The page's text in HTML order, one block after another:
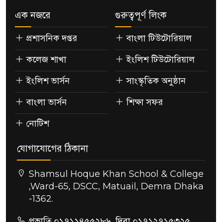
এক নজরে
প্রশাসনিক দপ্তর
কলেজ শাখা
ইংলিশ ভার্সন
বাংলা ভার্সন
নোটিশ
গুরুত্বপূর্ণ লিংক
বাংলা টিউটোরিয়াল
ইংলিশ টিউটোরিয়াল
সাংস্কৃতিক অনুষ্ঠান
শিক্ষা সফর
যোগাযোগের ঠিকানা
Shamsul Hoque Khan School & College
,Ward-65, DSCC, Matuail, Demra Dhaka
-1362.